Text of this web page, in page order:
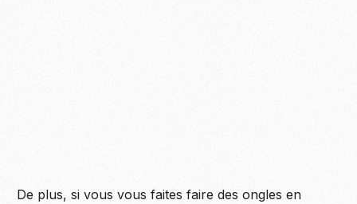
De plus, si vous vous faites faire des ongles en